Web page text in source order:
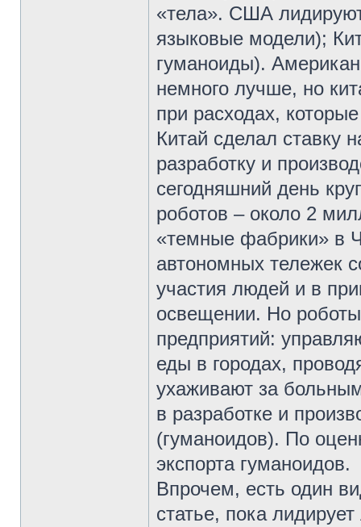
«тела». США
языковые модели);
гуманоиды).
немного лучше, но
при расходах,
Китай сделал ставку
разработку и
сегодняшний день
роботов – около 2
«темные фабрики» в
автономных тележек
участия людей и в
освещении. Но
предприятий:
еды в городах,
ухаживают за
в разработке и
(гуманоидов). По
экспорта гуманоидов.
Впрочем, есть один
статье, пока